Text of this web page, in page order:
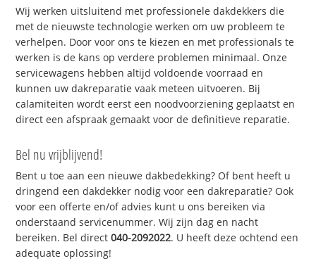
Wij werken uitsluitend met professionele dakdekkers die
met de nieuwste technologie werken om uw probleem te
verhelpen. Door voor ons te kiezen en met professionals te
werken is de kans op verdere problemen minimaal. Onze
servicewagens hebben altijd voldoende voorraad en
kunnen uw dakreparatie vaak meteen uitvoeren. Bij
calamiteiten wordt eerst een noodvoorziening geplaatst en
direct een afspraak gemaakt voor de definitieve reparatie.
Bel nu vrijblijvend!
Bent u toe aan een nieuwe dakbedekking? Of bent heeft u
dringend een dakdekker nodig voor een dakreparatie? Ook
voor een offerte en/of advies kunt u ons bereiken via
onderstaand servicenummer. Wij zijn dag en nacht
bereiken. Bel direct040-2092022. U heeft deze ochtend een
adequate oplossing!